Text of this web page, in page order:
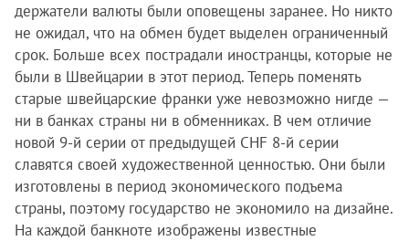
держатели валюты были оповещены заранее. Но никто
не ожидал, что на обмен будет выделен ограниченный
срок. Больше всех пострадали иностранцы, которые не
были в Швейцарии в этот период. Теперь поменять
старые швейцарские франки уже невозможно нигде —
ни в банках страны ни в обменниках. В чем отличие
новой 9-й серии от предыдущей CHF 8-й серии
славятся своей художественной ценностью. Они были
изготовлены в период экономического подъема
страны, поэтому государство не экономило на дизайне.
На каждой банкноте изображены известные